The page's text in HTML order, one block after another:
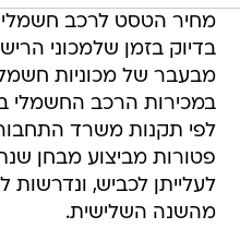
בדיוק בזמן שלמכוני
מבעבר של מכוניות
לפי תקנות משרד
פטורות מביצוע מבחן
לעלייתן לכביש,
מהשנה השלישית.